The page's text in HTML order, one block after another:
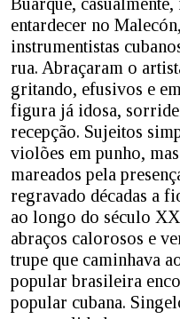
entardecer no
instrumentistas
rua. Abraçaram o
gritando, efusivos e
figura já idosa,
recepção. Sujeitos
violões em punho,
mareados pela
regravado décadas a
ao longo do século
abraços calorosos e
trupe que caminhava
popular brasileira
popular cubana.